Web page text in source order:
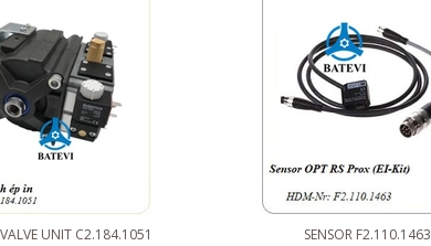
UNIT C2.184.1051 SENSOR F2.110.1463